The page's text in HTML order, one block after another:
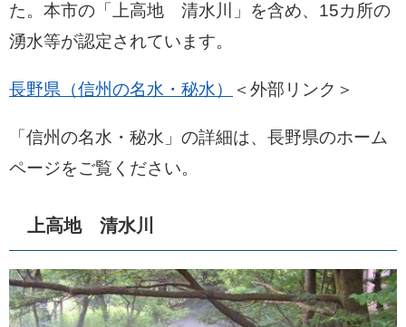
た。本市の「上高地 清水川」を含め、15カ所の
湧水等が認定されています。
長野県（信州の名水・秘水） ＜外部リンク＞
「信州の名水・秘水」の詳細は、長野県のホーム
ページをご覧ください。
上高地 清水川